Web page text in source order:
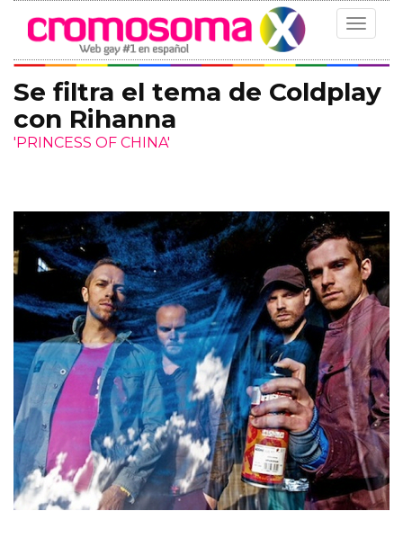
Toggle
Se filtra el tema de Coldplay
con Rihanna
'PRINCESS OF CHINA'